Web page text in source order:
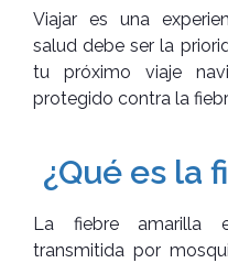
Viajar es una
salud debe ser la
tu próximo viaje
protegido contra la
¿Qué es la
La fiebre amarilla
transmitida por